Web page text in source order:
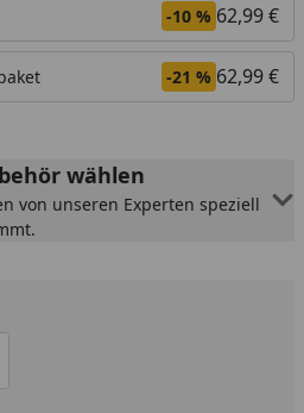
-10 % 62,99 €
-21 % 62,99 €
wählen
von unseren Experten speziell
verringern
manuell eingeben
um eins erhöhen